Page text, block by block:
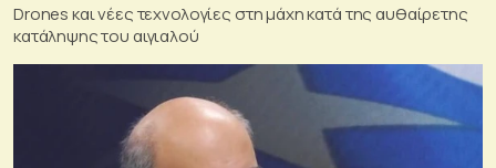
Drones και νέες τεχνολογίες στη μάχη κατά της αυθαίρετης
κατάληψης του αιγιαλού